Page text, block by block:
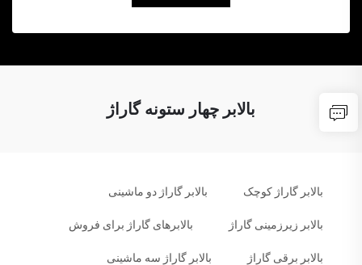
بالابر چهار ستونه گاراژ
بالابر گاراژ کوچک بالابر گاراژ دو ماشینی
بالابر زیرزمینی گاراژ بالابرهای گاراژ برای فروش
بالابر برقی گاراژ بالابر گاراژ سه ماشینی